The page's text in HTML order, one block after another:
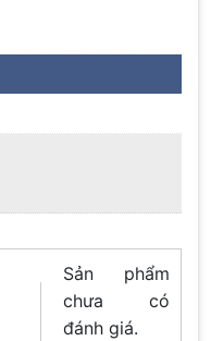
Sản phẩm
chưa có
đánh giá.